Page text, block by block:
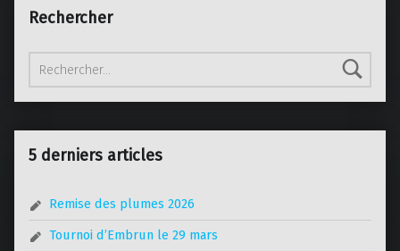
Rechercher
Rechercher :
5 derniers articles
Remise des plumes 2026
Tournoi d’Embrun le 29 mars